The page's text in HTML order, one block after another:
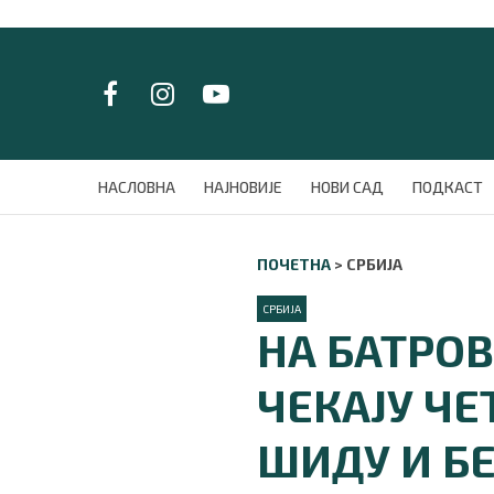
НАСЛОВНА НАЈНОВИЈЕ НОВИ САД ПОДКАСТ
ПОЧЕТНА > СРБИЈА
СРБИЈА
НА
ЧЕКАЈУ
ШИДУ И
НАСЛОВНА
НАЈНОВИЈЕ